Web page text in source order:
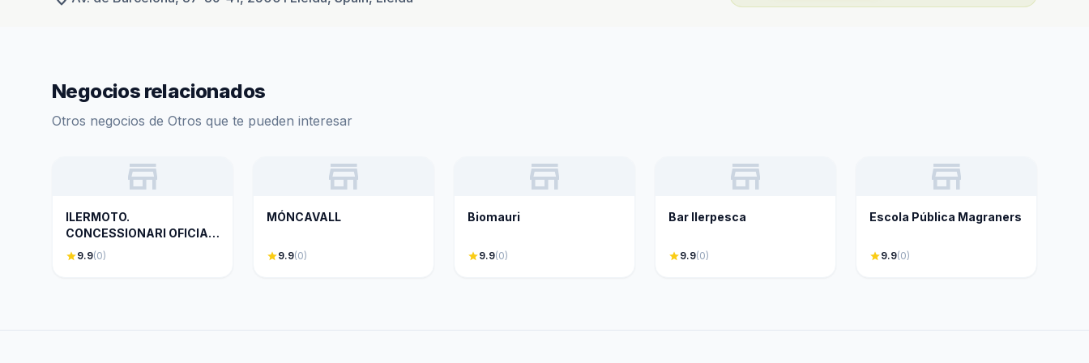
Negocios relacionados
Otros negocios de Otros que te pueden interesar
store
ILERMOTO.
CONCESSIONARI OFICIAL
HONDA MOTOS.
star9.9(0)
store
MÓNCAVALL
star9.9(0)
store
Biomauri
star9.9(0)
store
Bar Ilerpesca
star9.9(0)
store
Escola Pública Magraners
star9.9(0)